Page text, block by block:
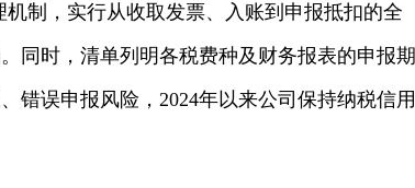
制，实行从收取发票、入账到申报抵扣的全
同时，清单列明各税费种及财务报表的申报期
错误申报风险，2024年以来公司保持纳税信用